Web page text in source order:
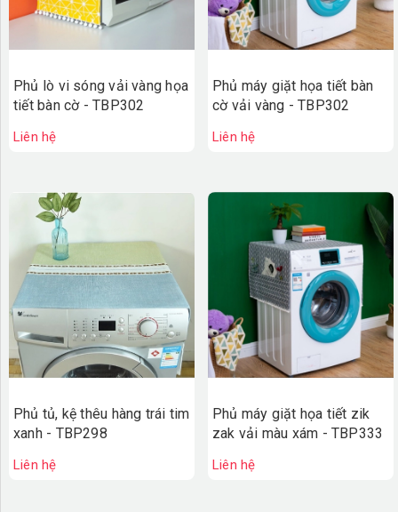
Phủ lò vi sóng vải vàng họa
tiết bàn cờ - TBP302
Liên hệ
Phủ máy giặt họa tiết bàn
cờ vải vàng - TBP302
Liên hệ
Phủ tủ, kệ thêu hàng trái tim
xanh - TBP298
Liên hệ
Phủ máy giặt họa tiết zik
zak vải màu xám - TBP333
Liên hệ